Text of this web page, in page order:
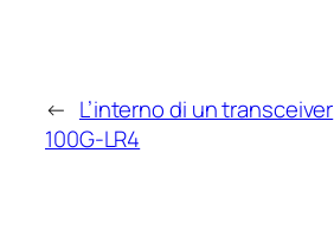
← L’interno di un transceiver
100G-LR4